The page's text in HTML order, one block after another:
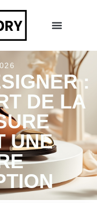
:
DE LA
UNE